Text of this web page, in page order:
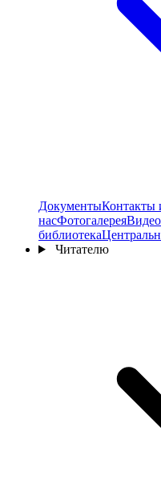
ДокументыКонтакты
насФотогалерея
библиотека
Читателю